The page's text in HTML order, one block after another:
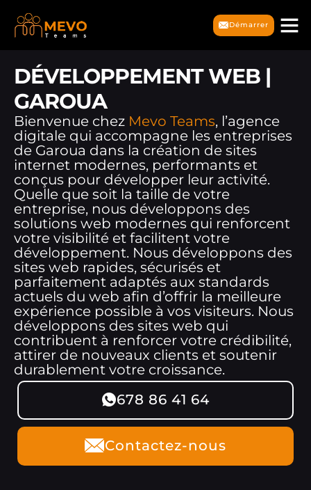
Démarrer
DÉVELOPPEMENT WEB |
GAROUA
Bienvenue chez Mevo Teams, l’agence
digitale qui accompagne les entreprises
de Garoua dans la création de sites
internet modernes, performants et
conçus pour développer leur activité.
Quelle que soit la taille de votre
entreprise, nous développons des
solutions web modernes qui renforcent
votre visibilité et facilitent votre
développement. Nous développons des
sites web rapides, sécurisés et
parfaitement adaptés aux standards
actuels du web afin d’offrir la meilleure
expérience possible à vos visiteurs. Nous
développons des sites web qui
contribuent à renforcer votre crédibilité,
attirer de nouveaux clients et soutenir
durablement votre croissance.
678 86 41 64
Contactez-nous